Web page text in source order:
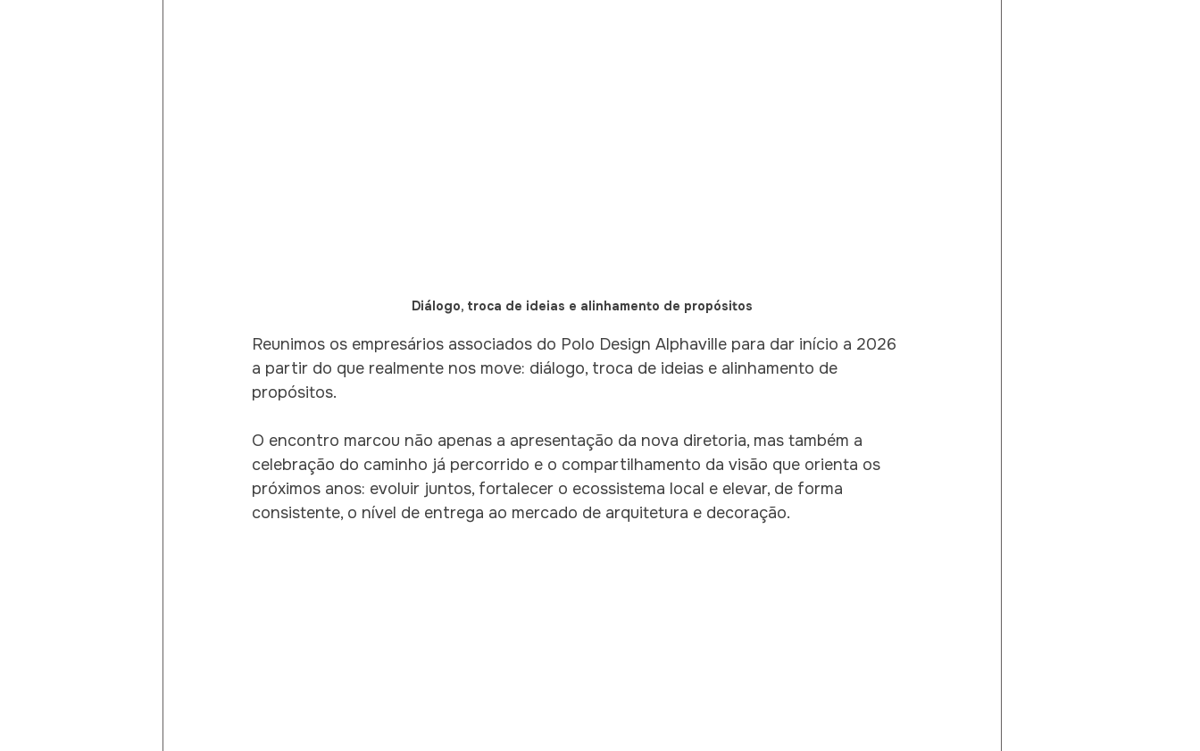
Diálogo, troca de ideias e alinhamento de propósitos
Reunimos os empresários associados do Polo Design Alphaville para dar início a 2026
a partir do que realmente nos move: diálogo, troca de ideias e alinhamento de
propósitos.
O encontro marcou não apenas a apresentação da nova diretoria, mas também a
celebração do caminho já percorrido e o compartilhamento da visão que orienta os
próximos anos: evoluir juntos, fortalecer o ecossistema local e elevar, de forma
consistente, o nível de entrega ao mercado de arquitetura e decoração.